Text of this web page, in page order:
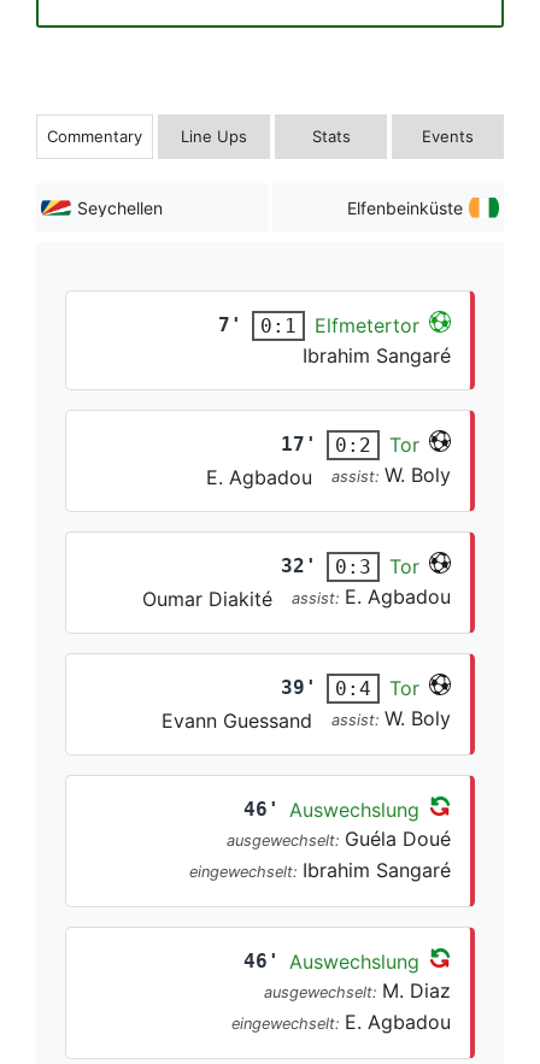
Commentary Line Ups Stats Events
Seychellen Elfenbeinküste
7' 0:1
Elfmetertor
Ibrahim Sangaré
17' 0:2
Tor
E. Agbadou
assist: W. Boly
32' 0:3
Tor
Oumar Diakité
assist: E. Agbadou
39' 0:4
Tor
Evann Guessand
assist: W. Boly
46' Auswechslung
ausgewechselt: Guéla Doué
eingewechselt: Ibrahim Sangaré
46' Auswechslung
ausgewechselt: M. Diaz
eingewechselt: E. Agbadou